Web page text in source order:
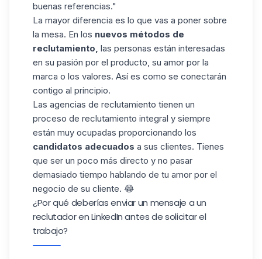
buenas referencias."
La mayor diferencia es lo que vas a poner sobre
la mesa. En los nuevos métodos de
reclutamiento, las personas están interesadas
en su pasión por el producto, su amor por la
marca o los valores. Así es como se conectarán
contigo al principio.
Las agencias de reclutamiento tienen un
proceso de reclutamiento integral y siempre
están muy ocupadas proporcionando los
candidatos adecuados a sus clientes. Tienes
que ser un poco más directo y no pasar
demasiado tiempo hablando de tu amor por el
negocio de su cliente. 😂
¿Por qué deberías enviar un mensaje a un
reclutador en LinkedIn antes de solicitar el
trabajo?